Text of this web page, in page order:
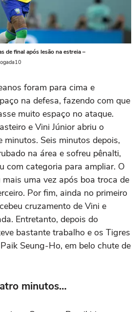
de final após lesão na estreia –
foram para cima e
na defesa, fazendo com que
muito espaço no ataque.
e Vini Júnior abriu o
minutos. Seis minutos depois,
na área e sofreu pênalti,
com categoria para ampliar. O
uma vez após boa troca de
Por fim, ainda no primeiro
cruzamento de Vini e
Entretanto, depois do
bastante trabalho e os Tigres
Seung-Ho, em belo chute de
minutos…